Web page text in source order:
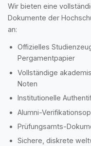
Wir bieten eine
Dokumente der
an:
Offizielles
Pergamentpapier
Vollständige
Noten
Institutionelle
Alumni-
Prüfungsamts-
Sichere, diskrete